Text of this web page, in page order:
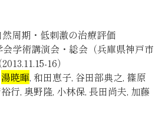
周期・低刺激の治療評価
学術講演会・総会（兵庫県神戸市
16）
湯暁暉, 和田恵子, 谷田部典之, 篠原
行, 奥野隆, 小林保, 長田尚夫, 加藤